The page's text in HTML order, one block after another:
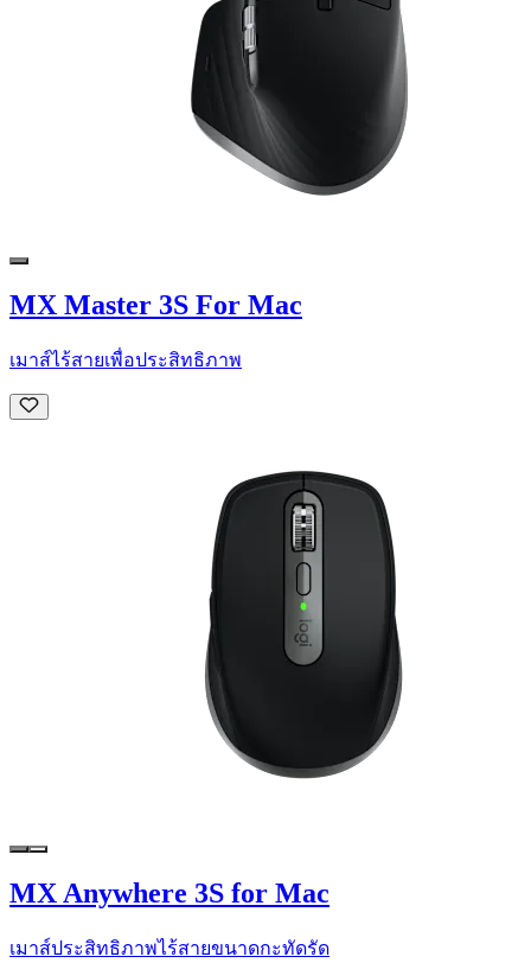
MX Master 3S For Mac
เมาส์ไร้สายเพื่อประสิทธิภาพ
MX Anywhere 3S for Mac
เมาส์ประสิทธิภาพไร้สายขนาดกะทัดรัด